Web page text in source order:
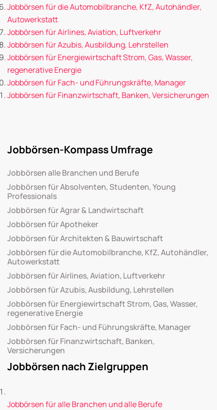
Jobbörsen für die Automobilbranche, KfZ, Autohändler,
Autowerkstatt
Jobbörsen für Airlines, Aviation, Luftverkehr
Jobbörsen für Azubis, Ausbildung, Lehrstellen
Jobbörsen für Energiewirtschaft Strom, Gas, Wasser,
regenerative Energie
Jobbörsen für Fach- und Führungskräfte, Manager
Jobbörsen für Finanzwirtschaft, Banken, Versicherungen
Jobbörsen-Kompass Umfrage
Jobbörsen alle Branchen und Berufe
Jobbörsen für Absolventen, Studenten, Young
Professionals
Jobbörsen für Agrar & Landwirtschaft
Jobbörsen für Apotheker
Jobbörsen für Architekten & Bauwirtschaft
Jobbörsen für die Automobilbranche, KfZ, Autohändler,
Autowerkstatt
Jobbörsen für Airlines, Aviation, Luftverkehr
Jobbörsen für Azubis, Ausbildung, Lehrstellen
Jobbörsen für Energiewirtschaft Strom, Gas, Wasser,
regenerative Energie
Jobbörsen für Fach- und Führungskräfte, Manager
Jobbörsen für Finanzwirtschaft, Banken,
Versicherungen
Jobbörsen nach Zielgruppen
Jobbörsen für alle Branchen und alle Berufe